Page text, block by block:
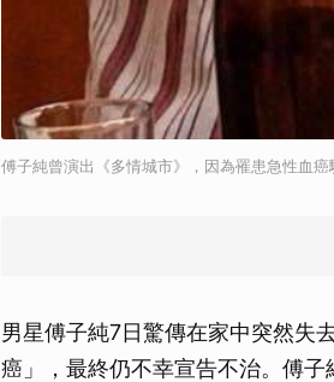
傅子純曾演出《多情城市》，因為罹患急性血
男星傅子純7日驚傳在家中突然失
癌」，最終仍不幸宣告不治。傅